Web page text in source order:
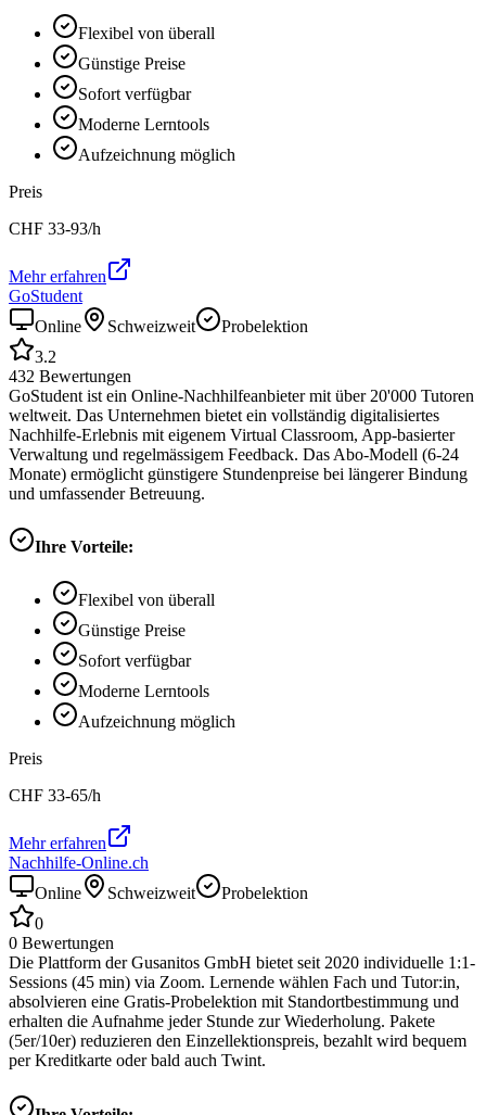
Flexibel von überall
Günstige Preise
Sofort verfügbar
Moderne Lerntools
Aufzeichnung möglich
Preis
CHF 33-93/h
Mehr erfahren
GoStudent
Online
Schweizweit
Probelektion
3.2
432 Bewertungen
GoStudent ist ein Online-Nachhilfeanbieter mit über 20'000 Tutoren
weltweit. Das Unternehmen bietet ein vollständig digitalisiertes
Nachhilfe-Erlebnis mit eigenem Virtual Classroom, App-basierter
Verwaltung und regelmässigem Feedback. Das Abo-Modell (6-24
Monate) ermöglicht günstigere Stundenpreise bei längerer Bindung
und umfassender Betreuung.
Ihre Vorteile:
Flexibel von überall
Günstige Preise
Sofort verfügbar
Moderne Lerntools
Aufzeichnung möglich
Preis
CHF 33-65/h
Mehr erfahren
Nachhilfe-Online.ch
Online
Schweizweit
Probelektion
0
0 Bewertungen
Die Plattform der Gusanitos GmbH bietet seit 2020 individuelle 1:1-
Sessions (45 min) via Zoom. Lernende wählen Fach und Tutor:in,
absolvieren eine Gratis-Probelektion mit Standortbestimmung und
erhalten die Aufnahme jeder Stunde zur Wiederholung. Pakete
(5er/10er) reduzieren den Einzellektionspreis, bezahlt wird bequem
per Kreditkarte oder bald auch Twint.